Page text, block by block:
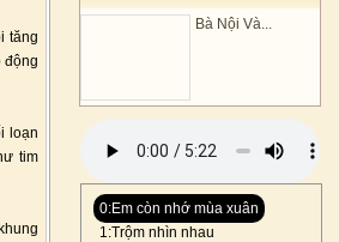
tăng
động
loạn
tim
Bà Nội Và...
0:Em còn nhớ mùa xuân
1:Trộm nhìn nhau